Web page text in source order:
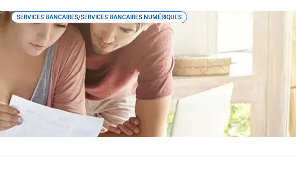
SERVICES BANCAIRES/SERVICES BANCAIRES NUMÉRIQUES
Quand une banque indique « sans frais », est-ce
frais ?
Si vous pensez que votre compte bancaire sans frais signifie que vous n’aurez
d’administration ou de frais sur opérations, vous pourriez avoir des surprises.